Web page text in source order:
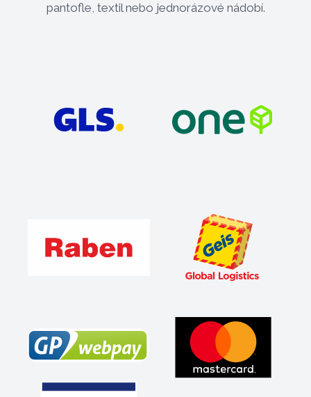
pantofle, textil nebo jednorázové nádobí.